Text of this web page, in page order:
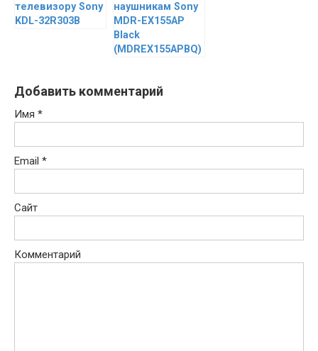
телевизору Sony
KDL-32R303B
наушникам Sony
MDR-EX155AP
Black
(MDREX155APBQ)
Добавить комментарий
Имя *
Email *
Сайт
Комментарий